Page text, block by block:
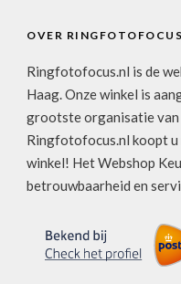
OVER
Ringfotofocus.nl is de
Haag. Onze winkel is
grootste organisatie
Ringfotofocus.nl koopt u
winkel! Het Webshop
betrouwbaarheid en